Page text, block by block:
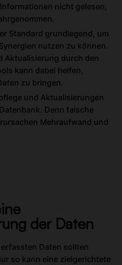
nicht gelesen,
Standard grundlegend, um
nutzen zu können.
Aktualisierung durch den
kann dabei helfen,
zu bringen.
und Aktualisierungen
Denn falsche
Mehraufwand und
der Daten​
Daten sollten
so kann eine zielgerichtete